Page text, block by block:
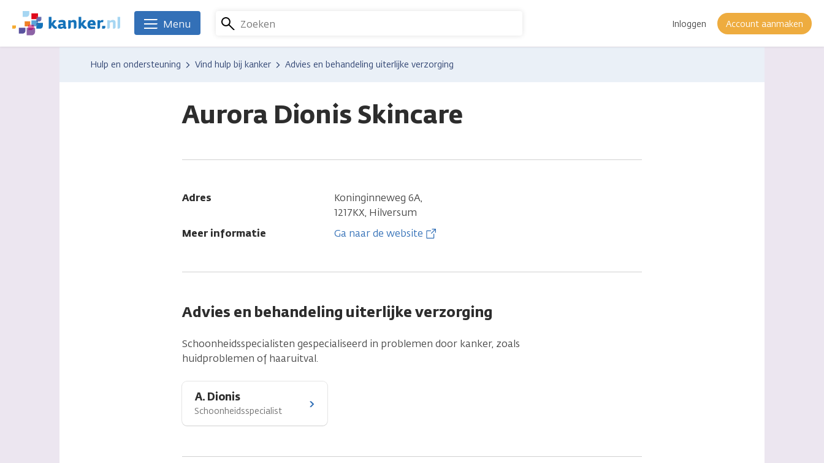
naar
We
zijn
Zoeken Inloggen Account aanmaken
Menu
Hulp en ondersteuning Vind hulp bij kanker Advies en behandeling uiterlijke verzorging
Aurora Dionis Skincare
Adres
Koninginneweg 6A,
1217KX, Hilversum
Meer informatie
Ga naar de website
Advies en behandeling uiterlijke verzorging
Schoonheidsspecialisten gespecialiseerd in problemen door kanker, zoals
huidproblemen of haaruitval.
A. Dionis
Schoonheidsspecialist